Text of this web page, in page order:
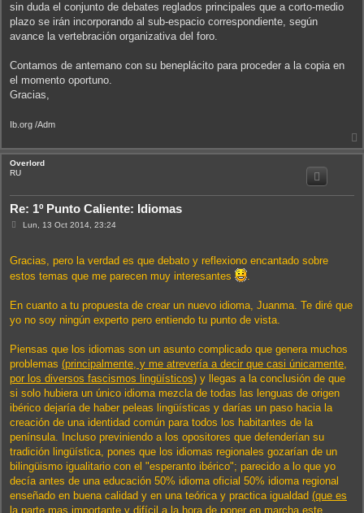
sin duda el conjunto de debates reglados principales que a corto-medio
plazo se irán incorporando al sub-espacio correspondiente, según
avance la vertebración organizativa del foro.
Contamos de antemano con su beneplácito para proceder a la copia en
el momento oportuno.
Gracias,
Ib.org /Adm
r
Overlord
RU
Re: 1º Punto Caliente: Idiomas
M
a
j
e
Lun, 13 Oct 2014, 23:24
Gracias, pero la verdad es que debato y reflexiono encantado sobre
estos temas que me parecen muy interesantes
En cuanto a tu propuesta de crear un nuevo idioma, Juanma. Te diré que
yo no soy ningún experto pero entiendo tu punto de vista.
Piensas que los idiomas son un asunto complicado que genera muchos
problemas (principalmente, y me atrevería a decir que casi únicamente,
por los diversos fascismos lingüísticos) y llegas a la conclusión de que
si solo hubiera un único idioma mezcla de todas las lenguas de origen
ibérico dejaría de haber peleas lingüísticas y darías un paso hacia la
creación de una identidad común para todos los habitantes de la
península. Incluso previniendo a los opositores que defenderían su
tradición lingüística, pones que los idiomas regionales gozarían de un
bilingüismo igualitario con el "esperanto ibérico"; parecido a lo que yo
decía antes de una educación 50% idioma oficial 50% idioma regional
enseñado en buena calidad y en una teórica y practica igualdad (que es
la parte mas importante y difícil a la hora de poner en marcha este